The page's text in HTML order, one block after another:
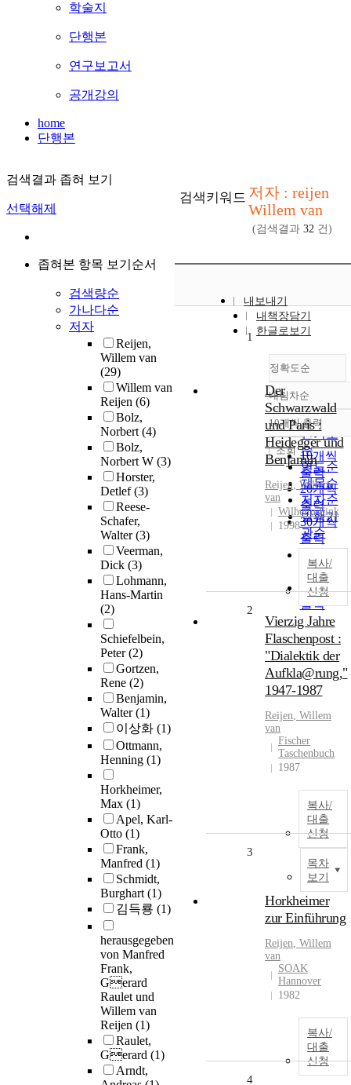
학술지
단행본
연구보고서
공개강의
home
단행본
검색결과 좁혀 보기
선택해제
좁혀본 항목 보기순서
검색량순
가나다순
저자
Reijen,
Willem van
(29)
Willem van
Reijen (6)
Bolz,
Norbert(4)
Bolz,
Norbert W (3)
Horster,
Detlef(3)
Reese-
Schafer,
Walter(3)
Veerman,
Dick (3)
Lohmann,
Hans-Martin
(2)
Schiefelbein,
Peter(2)
Gortzen,
Rene (2)
Benjamin,
Walter(1)
이상화 (1)
Ottmann,
Henning (1)
Horkheimer,
Max (1)
Apel, Karl-
Otto (1)
Frank,
Manfred (1)
Schmidt,
Burghart(1)
김득룡 (1)
herausgegeben
von Manfred
Frank,
Gerard
Raulet und
Willem van
Reijen (1)
Raulet,
Gerard (1)
Arndt,
검색키워드 저자 : reijen
Willem van
(검색결과 32 건)
내보내기
내책장담기
한글로보기
정확도순
정확도
순
인기도
순
연도순
제목순
저자순
발행기
관순
내림차순
내림차순
10개씩 출력
10개씩
출력
20개씩
출력
30개씩
출력
50개씩
출력
100개씩
출력
조회
1
Der
Schwarzwald
und Paris :
Heidegger und
Benjamin
Reijen, Willem
van
Wilhelm Fink
1998
복사/
대출
신청
2
Vierzig Jahre
Flaschenpost :
"Dialektik der
Aufkla@rung,"
1947-1987
Reijen, Willem
van
Fischer
Taschenbuch
1987
복사/
대출
신청
목차
보기
3
Horkheimer
zur Einführung
Reijen, Willem
van
SOAK
Hannover
1982
복사/
대출
신청
4